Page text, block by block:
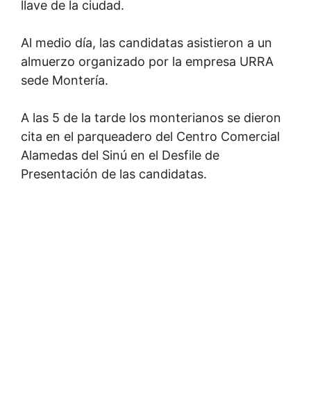
llave de la ciudad.
Al medio día, las candidatas asistieron a un
almuerzo organizado por la empresa URRA
sede Montería.
A las 5 de la tarde los monterianos se dieron
cita en el parqueadero del Centro Comercial
Alamedas del Sinú en el Desfile de
Presentación de las candidatas.